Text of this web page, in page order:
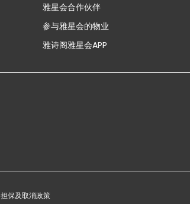
雅星会合作伙伴
参与雅星会的物业
雅诗阁雅星会APP
担保及取消政策